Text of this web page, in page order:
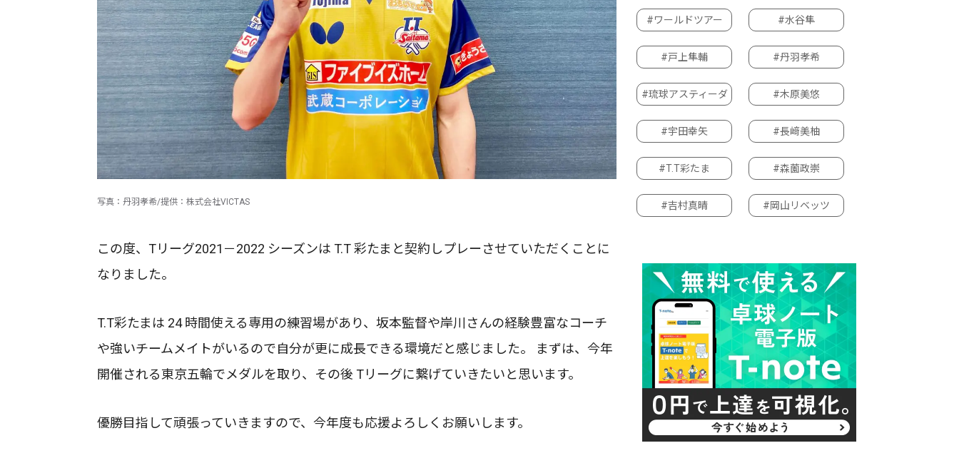
写真：丹羽孝希/提供：株式会社VICTAS
この度、Tリーグ2021－2022 シーズンは T.T 彩たまと契約しプレーさせていただくことに
なりました。
T.T彩たまは 24 時間使える専用の練習場があり、坂本監督や岸川さんの経験豊富なコーチ
や強いチームメイトがいるので自分が更に成長できる環境だと感じました。 まずは、今年
開催される東京五輪でメダルを取り、その後 Tリーグに繋げていきたいと思います。
優勝目指して頑張っていきますので、今年度も応援よろしくお願いします。
#ワールドツアー #水谷隼
#戸上隼輔 #丹羽孝希
#琉球アスティーダ #木原美悠
#宇田幸矢 #長﨑美柚
#T.T彩たま #森薗政崇
#吉村真晴 #岡山リベッツ